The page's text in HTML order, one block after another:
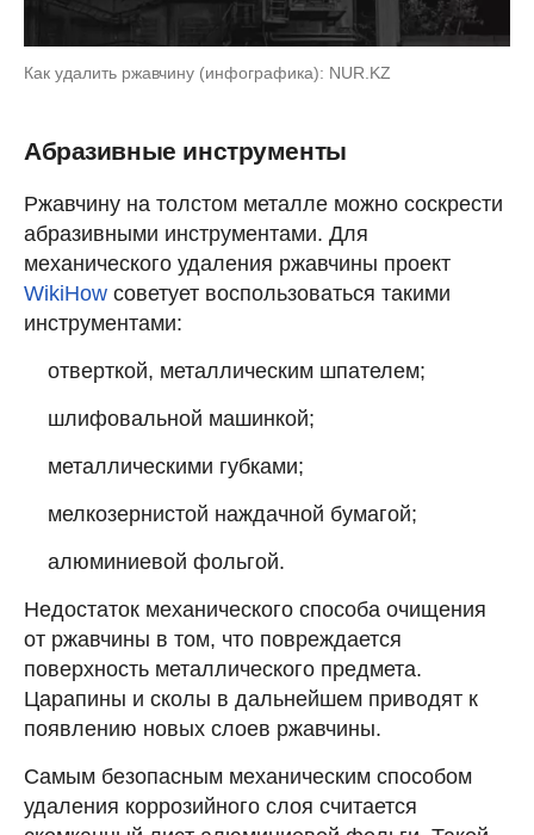
Как удалить ржавчину (инфографика): NUR.KZ
Абразивные инструменты
Ржавчину на толстом металле можно соскрести
абразивными инструментами. Для
механического удаления ржавчины проект
WikiHow советует воспользоваться такими
инструментами:
отверткой, металлическим шпателем;
шлифовальной машинкой;
металлическими губками;
мелкозернистой наждачной бумагой;
алюминиевой фольгой.
Недостаток механического способа очищения
от ржавчины в том, что повреждается
поверхность металлического предмета.
Царапины и сколы в дальнейшем приводят к
появлению новых слоев ржавчины.
Самым безопасным механическим способом
удаления коррозийного слоя считается